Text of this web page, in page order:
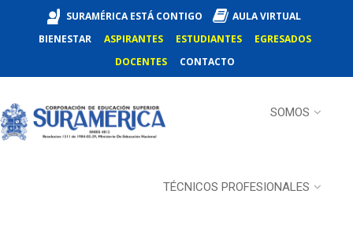
SURAMÉRICA ESTÁ CONTIGO
AULA VIRTUAL
BIENESTAR
ASPIRANTES ESTUDIANTES
EGRESADOS
DOCENTES
CONTACTO
SOMOS
TÉCNICOS PROFESIONALES